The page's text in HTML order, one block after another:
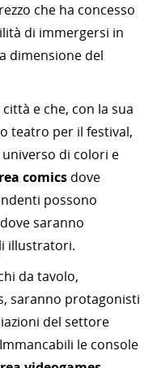
che ha concesso
di immergersi in
dimensione del
e che, con la sua
teatro per il festival,
di colori e
comics dove
possono
saranno
illustratori.
da tavolo,
saranno protagonisti
del settore
le console